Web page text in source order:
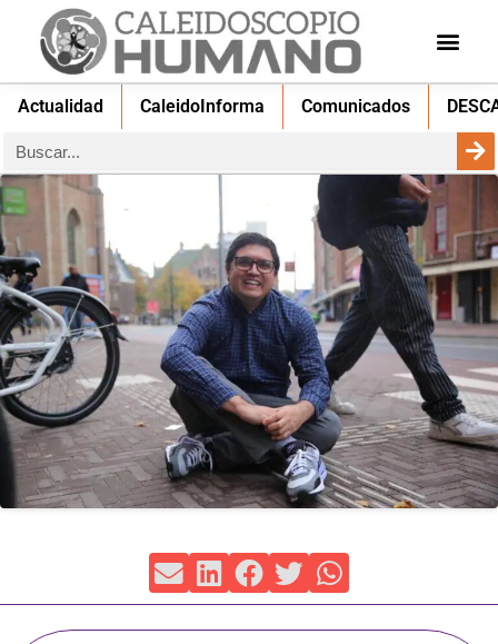
Actualidad CaleidoInforma Comunicados